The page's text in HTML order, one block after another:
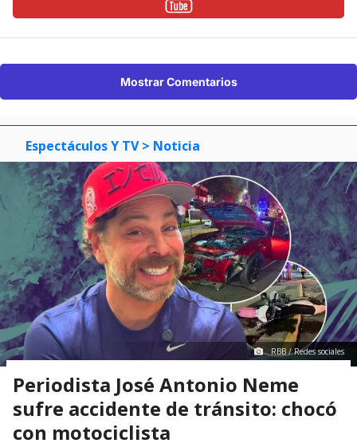
Mostrar Comentarios
Espectáculos Y TV > Noticia
RBB / Redes sociales
Periodista José Antonio Neme
sufre accidente de tránsito: chocó
con motociclista